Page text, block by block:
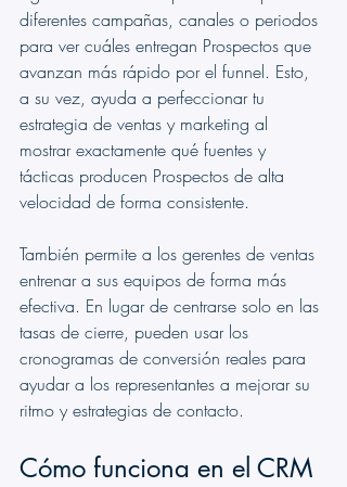
diferentes campañas, canales o periodos
para ver cuáles entregan Prospectos que
avanzan más rápido por el funnel. Esto,
a su vez, ayuda a perfeccionar tu
estrategia de ventas y marketing al
mostrar exactamente qué fuentes y
tácticas producen Prospectos de alta
velocidad de forma consistente.
También permite a los gerentes de ventas
entrenar a sus equipos de forma más
efectiva. En lugar de centrarse solo en las
tasas de cierre, pueden usar los
cronogramas de conversión reales para
ayudar a los representantes a mejorar su
ritmo y estrategias de contacto.
Cómo funciona en el CRM